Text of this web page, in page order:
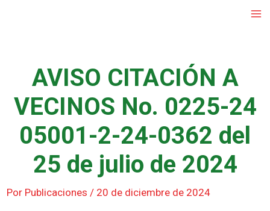
AVISO CITACIÓN A
VECINOS No. 0225-24
05001-2-24-0362 del
25 de julio de 2024
Por Publicaciones / 20 de diciembre de 2024